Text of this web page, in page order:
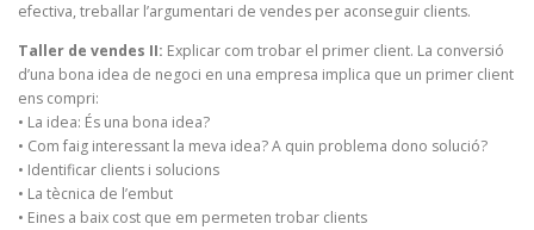
efectiva, treballar l’argumentari de vendes per aconseguir clients.
Taller de vendes II: Explicar com trobar el primer client. La conversió
d’una bona idea de negoci en una empresa implica que un primer client
ens compri:
• La idea: És una bona idea?
• Com faig interessant la meva idea? A quin problema dono solució?
• Identificar clients i solucions
• La tècnica de l’embut
• Eines a baix cost que em permeten trobar clients